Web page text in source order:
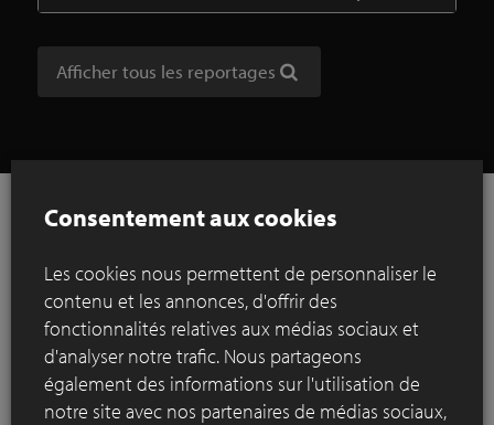
Afficher tous les reportages
Références
Rechercher par ville
Consentement aux cookies
Les cookies nous permettent de personnaliser le
contenu et les annonces, d'offrir des
fonctionnalités relatives aux médias sociaux et
d'analyser notre trafic. Nous partageons
également des informations sur l'utilisation de
notre site avec nos partenaires de médias sociaux,